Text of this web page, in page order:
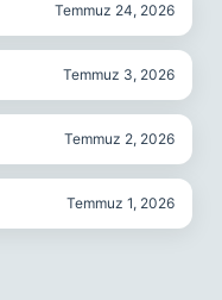
Temmuz 24, 2026
Temmuz 3, 2026
Temmuz 2, 2026
Temmuz 1, 2026